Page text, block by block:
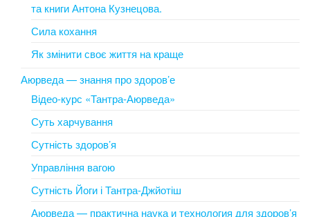
та книги Антона Кузнецова.
Сила кохання
Як змінити своє життя на краще
Аюрведа — знання про здоров’е
Відео-курс «Тантра-Аюрведа»
Суть харчування
Сутність здоров’я
Управління вагою
Сутність Йоги і Тантра-Джйотіш
Аюрведа — практична наука и технология для здоров’я